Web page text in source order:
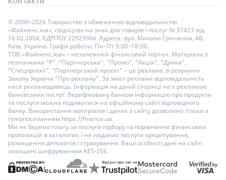
© 2000–2026 Товариство з обмеженою відповідальністю
«Файненс.юа», свідоцтво на знак для товарів і послуг № 37423 від
16.02.2004, ЄДРПОУ 22929966. Адреса: вул. Миколи Грінченка, 4В,
Київ, Україна. Графік роботи: Пн–Пт 9:00–18:00.
ТОВ «Файненс.юа» – незалежний фінансовий портал. Матеріали з
позначками “Р”, “Партнерська”, “Промо”, “Акція”, “Думка”,
“Спецпроєкт”, “Партнерський проєкт” – це реклама, в розумінні
Закону України “Про рекламу”. За зміст реклами відповідальність
несе рекламодавець. Інформація на даній сторінці не є рекламою
банківських послуг. Верифіковану банком інформацію про продукти
та послуги можна подивитися на офіційному сайті відповідного
банку. Використання матеріалів і даних з сайту дозволено тільки з
гіперпосиланням https://finance.ua.
Ми не беремо плату за послуги підбору та порівняння фінансових
пропозицій в каталогах, і не надаємо послуги кредитування,
розміщення депозитів і страхування. Ваші особисті дані на сайті
захищені шифруванням AES-256.